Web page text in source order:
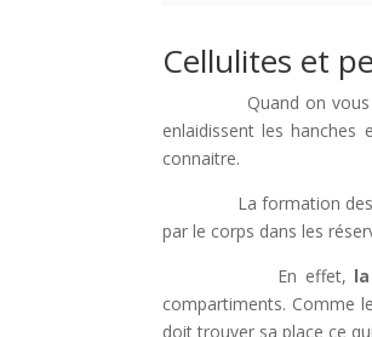
Cellulites et
Quand on vous
enlaidissent les hanches
connaitre.
La formation des
par le corps dans les
En effet,
compartiments. Comme
doit trouver sa place ce